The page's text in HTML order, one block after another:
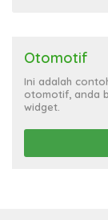
Otomotif
Ini adalah
otomotif, anda
widget.